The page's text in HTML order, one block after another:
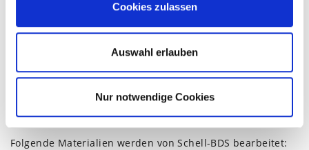
haben oder die sie im Rahmen Ihrer Nutzung der Dienste
gesammelt haben.
Cookies zulassen
Auswahl erlauben
Nur notwendige Cookies
• wirtschaftlich
• erschütterungsfrei
• materialschonend
• maßgenau
Folgende Materialien werden von Schell-BDS bearbeitet: